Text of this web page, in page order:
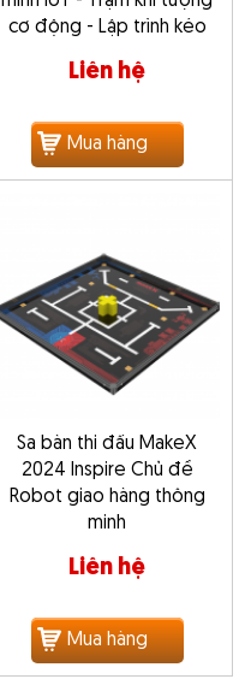
cơ động - Lập trình kéo
Liên hệ
Mua hàng
Sa bàn thi đấu MakeX
2024 Inspire Chủ đề
Robot giao hàng thông
minh
Liên hệ
Mua hàng